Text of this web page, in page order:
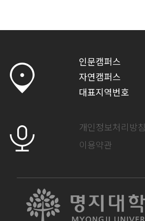
인문캠퍼스
자연캠퍼스
대표지역번호
개인정보처리방침
이용약관